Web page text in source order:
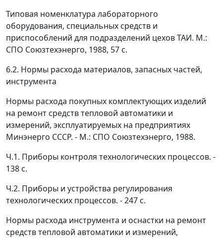
Типовая номенклатура лабораторного
оборудования, специальных средств и
приспособлений для подразделений цехов ТАИ. М.:
СПО Союзтехэнерго, 1988, 57 с.
6.2. Нормы расхода материалов, запасных частей,
инструмента
Нормы расхода покупных комплектующих изделий
на ремонт средств тепловой автоматики и
измерений, эксплуатируемых на предприятиях
Минэнерго СССР. - М.: СПО Союзтехэнерго, 1988.
Ч.1. Приборы контроля технологических процессов. -
138 с.
Ч.2. Приборы и устройства регулирования
технологических процессов. - 247 с.
Нормы расхода инструмента и оснастки на ремонт
средств тепловой автоматики и измерений,